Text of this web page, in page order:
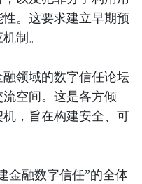
。这要求建立早期预
制。
领域的数字信任论坛
空间。这是各方倾
，旨在构建安全、可
金融数字信任”的全体